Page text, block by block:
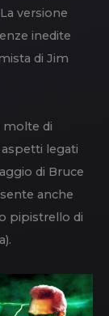
versione
inedite
di Jim
molte di
legati
di Bruce
anche
pipistrello di